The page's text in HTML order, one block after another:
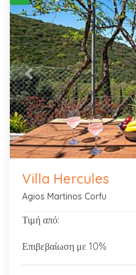
Previous
Villa Hercules
Agios Martinos Corfu
Τιμή από:
Επιβεβαίωση με 10%